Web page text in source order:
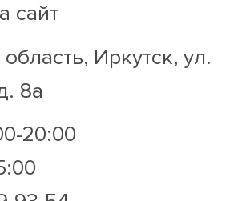
сайт
Иркутск, ул.
8а
20:00